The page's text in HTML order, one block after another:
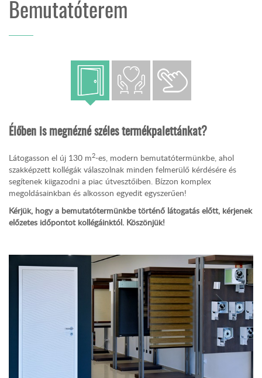
Bemutatóterem
Élőben is megnézné széles termékpalettánkat?
Látogasson el új 130 m2-es, modern bemutatótermünkbe, ahol
szakképzett kollégák válaszolnak minden felmerülő kérdésére és
segítenek kiigazodni a piac útvesztőiben. Bízzon komplex
megoldásainkban és alkosson egyedit egyszerűen!
Kérjük, hogy a bemutatótermünkbe történő látogatás előtt, kérjenek
előzetes időpontot kollégáinktól. Köszönjük!